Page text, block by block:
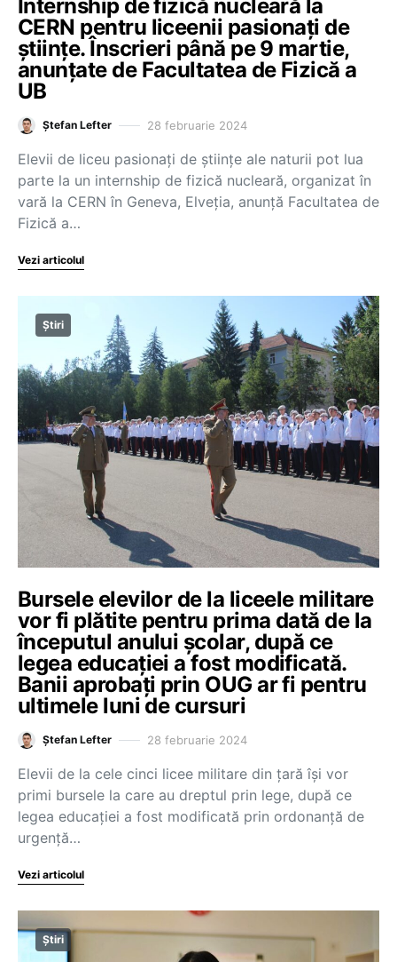
Internship de fizică nucleară la
CERN pentru liceenii pasionați de
științe. Înscrieri până pe 9 martie,
anunțate de Facultatea de Fizică a
UB
Ștefan Lefter 28 februarie 2024
Elevii de liceu pasionați de științe ale naturii pot lua
parte la un internship de fizică nucleară, organizat în
vară la CERN în Geneva, Elveția, anunță Facultatea de
Fizică a…
Vezi articolul
Știri
Bursele elevilor de la liceele militare
vor fi plătite pentru prima dată de la
începutul anului școlar, după ce
legea educației a fost modificată.
Banii aprobați prin OUG ar fi pentru
ultimele luni de cursuri
Ștefan Lefter 28 februarie 2024
Elevii de la cele cinci licee militare din țară își vor
primi bursele la care au dreptul prin lege, după ce
legea educației a fost modificată prin ordonanță de
urgență…
Vezi articolul
Știri